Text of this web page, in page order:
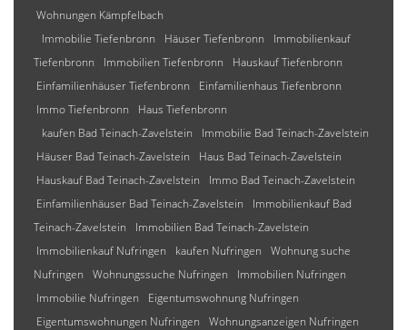
Wohnungen Kämpfelbach
Immobilie Tiefenbronn
Häuser Tiefenbronn
Immobilienkauf
Tiefenbronn
Immobilien Tiefenbronn
Hauskauf Tiefenbronn
Einfamilienhäuser Tiefenbronn
Einfamilienhaus Tiefenbronn
Immo Tiefenbronn
Haus Tiefenbronn
kaufen Bad Teinach-Zavelstein
Immobilie Bad Teinach-Zavelstein
Häuser Bad Teinach-Zavelstein
Haus Bad Teinach-Zavelstein
Hauskauf Bad Teinach-Zavelstein
Immo Bad Teinach-Zavelstein
Einfamilienhäuser Bad Teinach-Zavelstein
Immobilienkauf Bad
Teinach-Zavelstein
Immobilien Bad Teinach-Zavelstein
Immobilienkauf Nufringen
kaufen Nufringen
Wohnung suche
Nufringen
Wohnungssuche Nufringen
Immobilien Nufringen
Immobilie Nufringen
Eigentumswohnung Nufringen
Eigentumswohnungen Nufringen
Wohnungsanzeigen Nufringen